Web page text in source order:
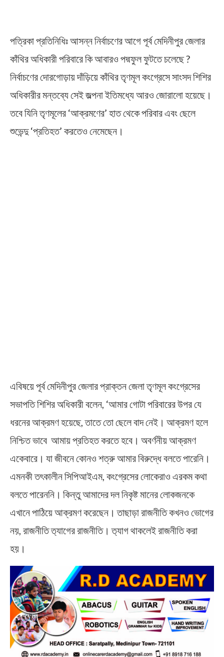
পত্রিকা প্রতিনিধিঃ আসন্ন নির্বাচণের আগে পূর্ব মেদিনীপুর জেলার
কাঁথির অধিকারী পরিবারে কি আবারও পদ্মফুল ফুটতে চলেছে ?
নির্বাচণের দোরগোড়ায় দাঁড়িয়ে কাঁথির তৃণমূল কংগ্রেসে সাংসদ শিশির
অধিকারীর মন্তব্যে সেই জল্পনা ইতিমধ্যে আরও জোরালো হয়েছে।
তবে যিনি তৃণমূলের ‘আক্রমণের’ হাত থেকে পরিবার এবং ছেলে
শুভেন্দু ‘প্রতিহত’ করতেও নেমেছেন।
এবিষয়ে পূর্ব মেদিনীপুর জেলার প্রাক্তন জেলা তৃণমূল কংগ্রেসের
সভাপতি শিশির অধিকারী বলেন, ‘আমার গোটা পরিবারের উপর যে
ধরনের আক্রমণ হয়েছে, তাতে তো ছেলে বাদ নেই। আক্রমণ হলে
নিশ্চিত ভাবে আমায় প্রতিহত করতে হবে। অবর্ণনীয় আক্রমণ
একেবারে। যা জীবনে কোনও শত্রু আমার বিরুদ্ধে বলতে পারেনি।
এমনকী তৎকালীন সিপিআইএম, কংগ্রেসের লোকেরাও এরকম কথা
বলতে পারেননি। কিন্তু আমাদের দল নিকৃষ্ট মানের লোকজনকে
এখানে পাঠিয়ে আক্রমণ করেছেন। তাছাড়া রাজনীতি কখনও ভোগের
নয়, রাজনীতি ত‍্যাগের রাজনীতি। ত‍্যাগ থাকলেই রাজনীতি করা
হয়।